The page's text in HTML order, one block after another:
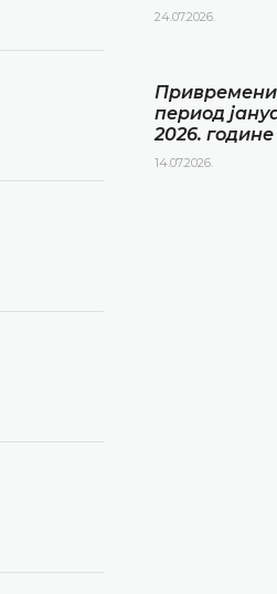
24.07.2026.
период
2026. године
14.07.2026.